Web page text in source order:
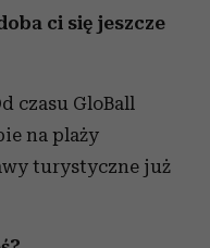
ci się jeszcze
czasu GloBall
na plaży
turystyczne już